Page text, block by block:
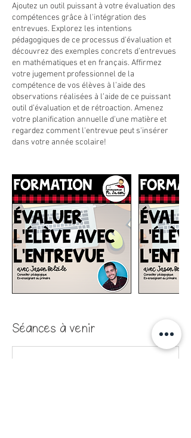
Ajoutez un outil puissant à votre évaluation des
compétences grâce à l'intégration des
entrevues. Explorez les intentions
pédagogiques de ce processus d'évaluation et
découvrez des exemples concrets d’entrevues
en mathématiques et en français. Affirmez
votre jugement professionnel de la
compétence de vos élèves à l’aide des
observations réalisées à l’aide de ce puissant
outil d’évaluation et de rétroaction. Amenez
votre planification annuelle d'une matière et
regardez comment l'entrevue peut s'insérer
dans votre année scolaire!
Séances à venir